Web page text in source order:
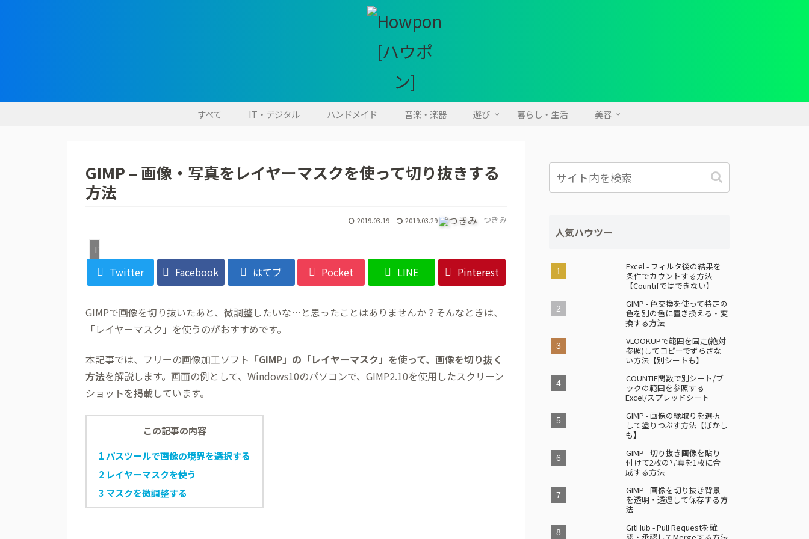
すべて IT・デジタル ハンドメイド 音楽・楽器 遊び 暮らし・生活 美容
GIMP – 画像・写真をレイヤーマスクを使って切り抜きする
方法
つきみ
2019.03.29
2019.03.19
IT・デジタル
Twitter Facebook はてブ Pocket LINE Pinterest
GIMPで画像を切り抜いたあと、微調整したいな…と思ったことはありませんか？そんなときは、
「レイヤーマスク」を使うのがおすすめです。
本記事では、フリーの画像加工ソフト 「GIMP」の「レイヤーマスク」を使って、画像を切り抜く
方法を解説します。画面の例として、Windows10のパソコンで、GIMP2.10を使用したスクリーン
ショットを掲載しています。
この記事の内容
1 パスツールで画像の境界を選択する
2 レイヤーマスクを使う
3 マスクを微調整する
人気ハウツー
Excel - フィルタ後の結果を
条件でカウントする方法
【Countifではできない】
GIMP - 色交換を使って特定の
色を別の色に置き換える・変
換する方法
VLOOKUPで範囲を固定(絶対
参照)してコピーでずらさな
い方法【別シートも】
COUNTIF関数で別シート/ブ
ックの範囲を参照する -
Excel/スプレッドシート
GIMP - 画像の縁取りを選択
して塗りつぶす方法【ぼかし
も】
GIMP - 切り抜き画像を貼り
付けて2枚の写真を1枚に合
成する方法
GIMP - 画像を切り抜き背景
を透明・透過して保存する方
法
GitHub - Pull Requestを確